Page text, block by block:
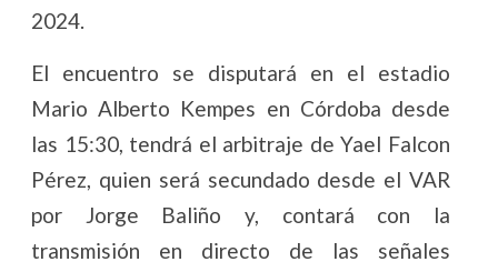
2024.
El encuentro se disputará en el estadio
Mario Alberto Kempes en Córdoba desde
las 15:30, tendrá el arbitraje de Yael Falcon
Pérez, quien será secundado desde el VAR
por Jorge Baliño y, contará con la
transmisión en directo de las señales